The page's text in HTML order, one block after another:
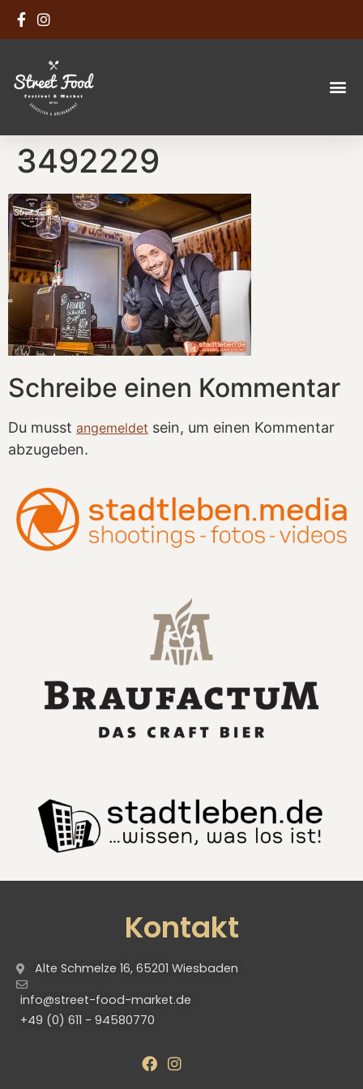
3492229
Schreibe einen Kommentar
Du musst angemeldet sein, um einen Kommentar
abzugeben.
Kontakt
Alte Schmelze 16, 65201 Wiesbaden
info@street-food-market.de
+49 (0) 611 - 94580770